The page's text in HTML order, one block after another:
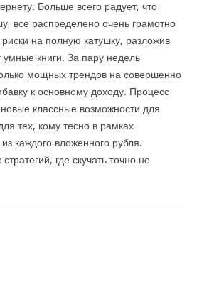
Больше всего радует, что
все распределено очень грамотно
на полную катушку, разложив
книги. За пару недель
мощных трендов на совершенно
к основному доходу. Процесс
классные возможности для
тех, кому тесно в рамках
каждого вложенного рубля.
где скучать точно не